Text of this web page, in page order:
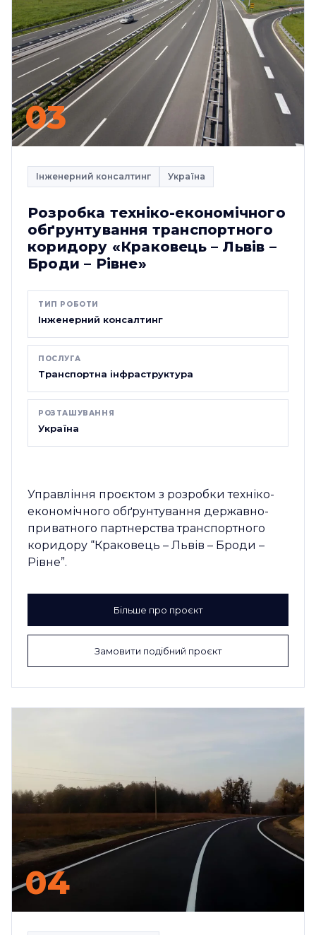
03
Інженерний консалтинг Україна
Розробка техніко-економічного
обґрунтування транспортного
коридору «Краковець – Львів –
Броди – Рівне»
ТИП РОБОТИ
Інженерний консалтинг
ПОСЛУГА
Транспортна інфраструктура
РОЗТАШУВАННЯ
Україна
Управління проєктом з розробки техніко-
економічного обґрунтування державно-
приватного партнерства транспортного
коридору “Краковець – Львів – Броди –
Рівне”.
Більше про проєкт
Замовити подібний проєкт
04